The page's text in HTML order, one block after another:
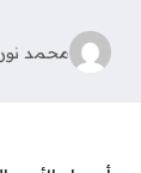
محمد نور